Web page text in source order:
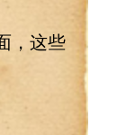
，这些